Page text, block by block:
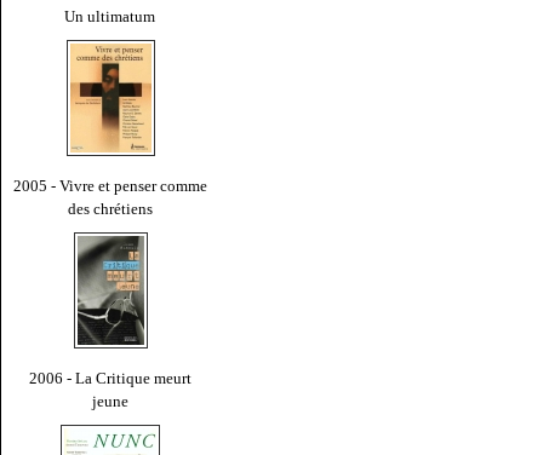
Un ultimatum
2005 - Vivre et penser comme
des chrétiens
2006 - La Critique meurt
jeune